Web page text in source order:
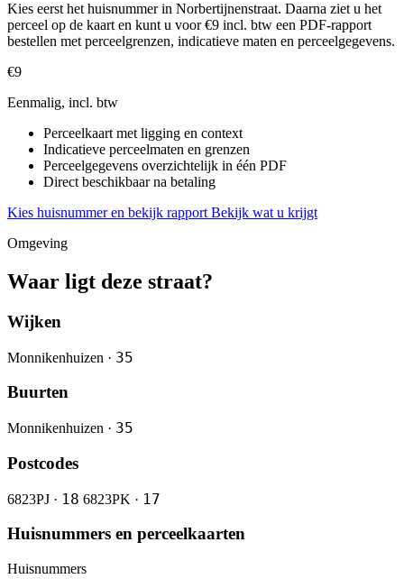
Kies eerst het huisnummer in Norbertijnenstraat. Daarna ziet u het
perceel op de kaart en kunt u voor €9 incl. btw een PDF-rapport
bestellen met perceelgrenzen, indicatieve maten en perceelgegevens.
€9
Eenmalig, incl. btw
Perceelkaart met ligging en context
Indicatieve perceelmaten en grenzen
Perceelgegevens overzichtelijk in één PDF
Direct beschikbaar na betaling
Kies huisnummer en bekijk rapport Bekijk wat u krijgt
Omgeving
Waar ligt deze straat?
Wijken
Monnikenhuizen · 35
Buurten
Monnikenhuizen · 35
Postcodes
6823PJ · 18 6823PK · 17
Huisnummers en perceelkaarten
Huisnummers